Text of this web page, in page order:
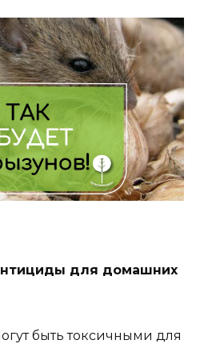
для домашних
быть токсичными для